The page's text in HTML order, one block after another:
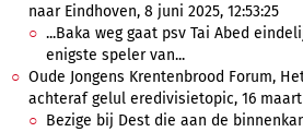
naar Eindhoven, 8 juni 2025, 12:53:25
...Baka weg gaat psv Tai Abed
enigste speler van...
Oude Jongens Krentenbrood Forum,
achteraf gelul eredivisietopic, 16 maart
Bezige bij Dest die aan de